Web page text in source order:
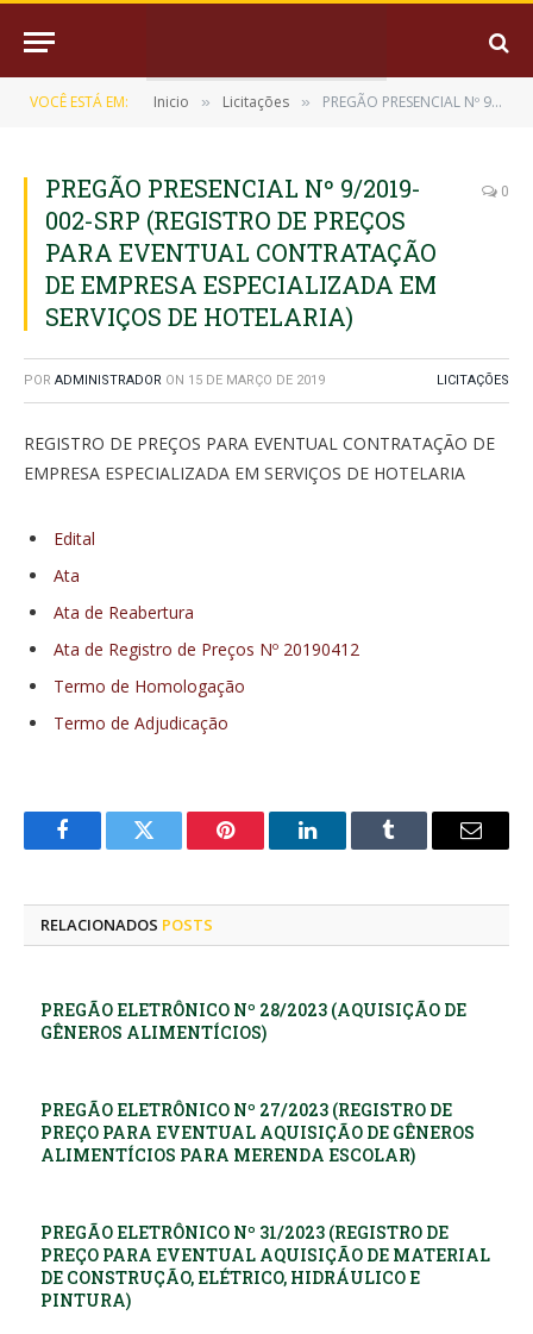
VOCÊ ESTÁ EM: Inicio » Licitações » PREGÃO PRESENCIAL Nº 9/2019-002-SRP (REGISTRO DE PREÇOS PARA EVENTUAL CONTRATAÇÃO DE EMPRESA ESPECIALIZADA EM SERVIÇOS DE HOTELARIA)
PREGÃO PRESENCIAL Nº 9/2019-
002-SRP (REGISTRO DE PREÇOS
PARA EVENTUAL CONTRATAÇÃO
DE EMPRESA ESPECIALIZADA EM
SERVIÇOS DE HOTELARIA)
0
POR ADMINISTRADOR ON 15 DE MARÇO DE 2019 LICITAÇÕES
REGISTRO DE PREÇOS PARA EVENTUAL CONTRATAÇÃO DE
EMPRESA ESPECIALIZADA EM SERVIÇOS DE HOTELARIA
Edital
Ata
Ata de Reabertura
Ata de Registro de Preços Nº 20190412
Termo de Homologação
Termo de Adjudicação
FacebookTwitter Pinterest LinkedInTumblr
E-
RELACIONADOS POSTS
PREGÃO ELETRÔNICO Nº 28/2023 (AQUISIÇÃO DE
GÊNEROS ALIMENTÍCIOS)
PREGÃO ELETRÔNICO Nº 27/2023 (REGISTRO DE
PREÇO PARA EVENTUAL AQUISIÇÃO DE GÊNEROS
ALIMENTÍCIOS PARA MERENDA ESCOLAR)
PREGÃO ELETRÔNICO Nº 31/2023 (REGISTRO DE
PREÇO PARA EVENTUAL AQUISIÇÃO DE MATERIAL
DE CONSTRUÇÃO, ELÉTRICO, HIDRÁULICO E
PINTURA)